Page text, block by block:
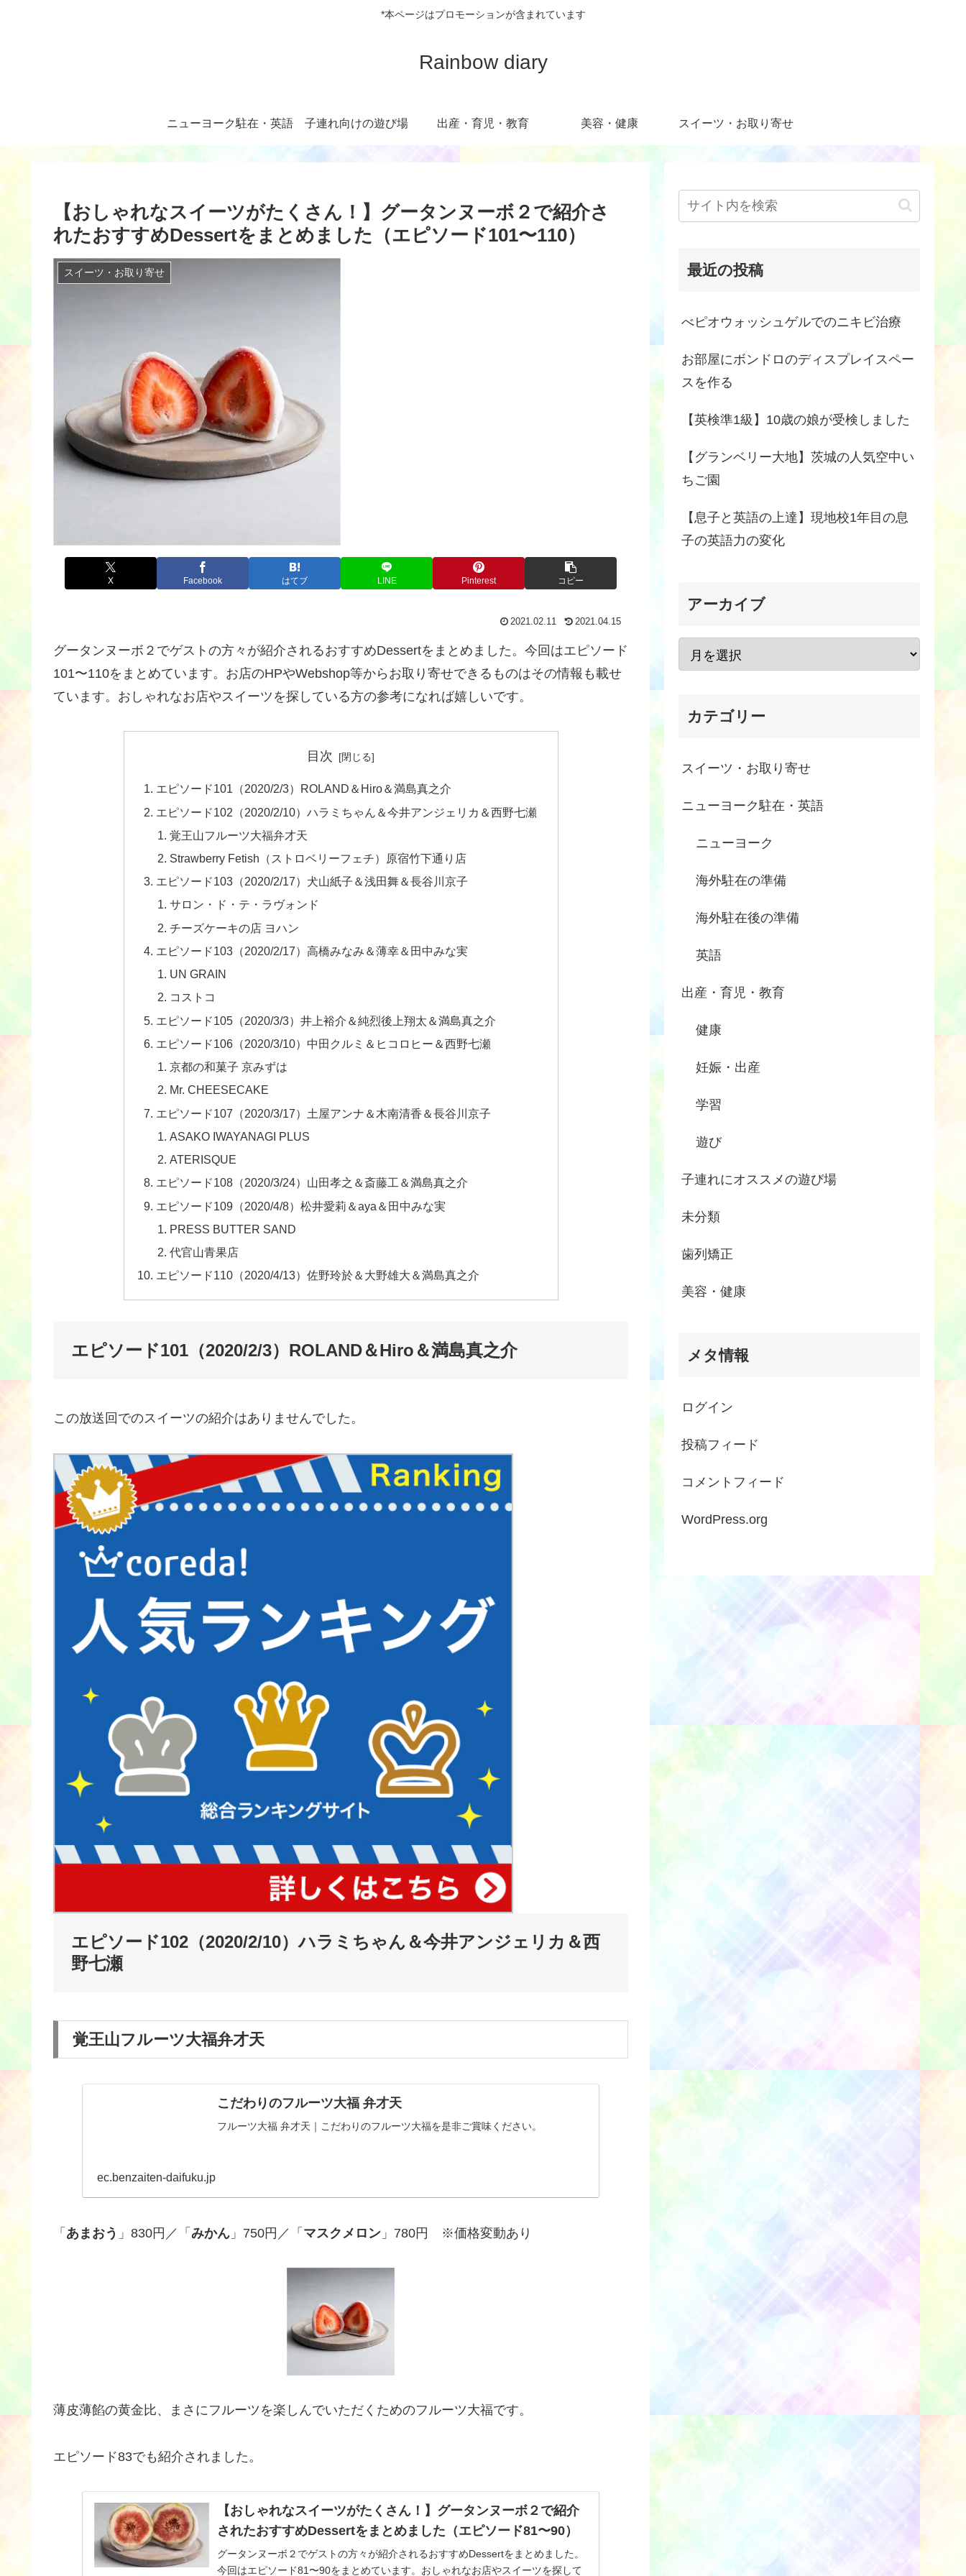
*本ページはプロモーションが含まれています
Rainbow diary
ニューヨーク駐在・英語 子連れ向けの遊び場 出産・育児・教育 美容・健康 スイーツ・お取り寄せ
【おしゃれなスイーツがたくさん！】グータンヌーボ２で紹介さ
れたおすすめDessertをまとめました（エピソード101〜110）
スイーツ・お取り寄せ
X Facebook はてブ LINE Pinterest コピー
2021.02.11 2021.04.15
グータンヌーボ２でゲストの方々が紹介されるおすすめDessertをまとめました。今回はエピソード
101〜110をまとめています。お店のHPやWebshop等からお取り寄せできるものはその情報も載せ
ています。おしゃれなお店やスイーツを探している方の参考になれば嬉しいです。
目次
エピソード101（2020/2/3）ROLAND＆Hiro＆満島真之介
エピソード102（2020/2/10）ハラミちゃん＆今井アンジェリカ＆西野七瀬
覚王山フルーツ大福弁才天
Strawberry Fetish（ストロベリーフェチ）原宿竹下通り店
エピソード103（2020/2/17）犬山紙子＆浅田舞＆長谷川京子
サロン・ド・テ・ラヴォンド
チーズケーキの店 ヨハン
エピソード103（2020/2/17）高橋みなみ＆薄幸＆田中みな実
UN GRAIN
コストコ
エピソード105（2020/3/3）井上裕介＆純烈後上翔太＆満島真之介
エピソード106（2020/3/10）中田クルミ＆ヒコロヒー＆西野七瀬
京都の和菓子 京みずは
Mr. CHEESECAKE
エピソード107（2020/3/17）土屋アンナ＆木南清香＆長谷川京子
ASAKO IWAYANAGI PLUS
ATERISQUE
エピソード108（2020/3/24）山田孝之＆斎藤工＆満島真之介
エピソード109（2020/4/8）松井愛莉＆aya＆田中みな実
PRESS BUTTER SAND
代官山青果店
エピソード110（2020/4/13）佐野玲於＆大野雄大＆満島真之介
エピソード101（2020/2/3）ROLAND＆Hiro＆満島真之介
この放送回でのスイーツの紹介はありませんでした。
エピソード102（2020/2/10）ハラミちゃん＆今井アンジェリカ＆西
野七瀬
覚王山フルーツ大福弁才天
こだわりのフルーツ大福 弁才天
フルーツ大福 弁才天｜こだわりのフルーツ大福を是非ご賞味ください。
ec.benzaiten-daifuku.jp
「 あまおう 」830円／「 みかん 」750円／「 マスクメロン 」780円 ※価格変動あり
薄皮薄餡の黄金比、まさにフルーツを楽しんでいただくためのフルーツ大福です。
エピソード83でも紹介されました。
【おしゃれなスイーツがたくさん！】グータンヌーボ２で紹介
されたおすすめDessertをまとめました（エピソード81〜90）
グータンヌーボ２でゲストの方々が紹介されるおすすめDessertをまとめました。
今回はエピソード81〜90をまとめています。おしゃれなお店やスイーツを探して
最近の投稿
べピオウォッシュゲルでのニキビ治療
お部屋にボンドロのディスプレイスペー
スを作る
【英検準1級】10歳の娘が受検しました
【グランベリー大地】茨城の人気空中い
ちご園
【息子と英語の上達】現地校1年目の息
子の英語力の変化
アーカイブ
カテゴリー
スイーツ・お取り寄せ
ニューヨーク駐在・英語
ニューヨーク
海外駐在の準備
海外駐在後の準備
英語
出産・育児・教育
健康
妊娠・出産
学習
遊び
子連れにオススメの遊び場
未分類
歯列矯正
美容・健康
メタ情報
ログイン
投稿フィード
コメントフィード
WordPress.org